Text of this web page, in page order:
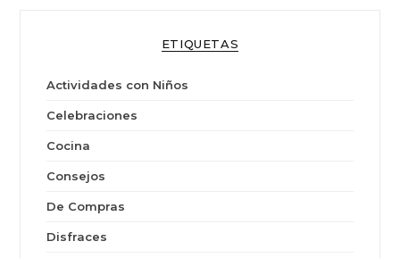
ETIQUETAS
Actividades con Niños
Celebraciones
Cocina
Consejos
De Compras
Disfraces